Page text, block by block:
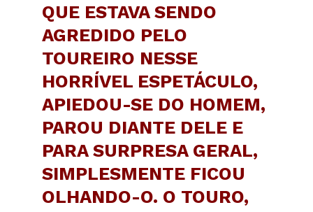
QUE ESTAVA SENDO
AGREDIDO PELO
TOUREIRO NESSE
HORRÍVEL ESPETÁCULO,
APIEDOU-SE DO HOMEM,
PAROU DIANTE DELE E
PARA SURPRESA GERAL,
SIMPLESMENTE FICOU
OLHANDO-O. O TOURO,